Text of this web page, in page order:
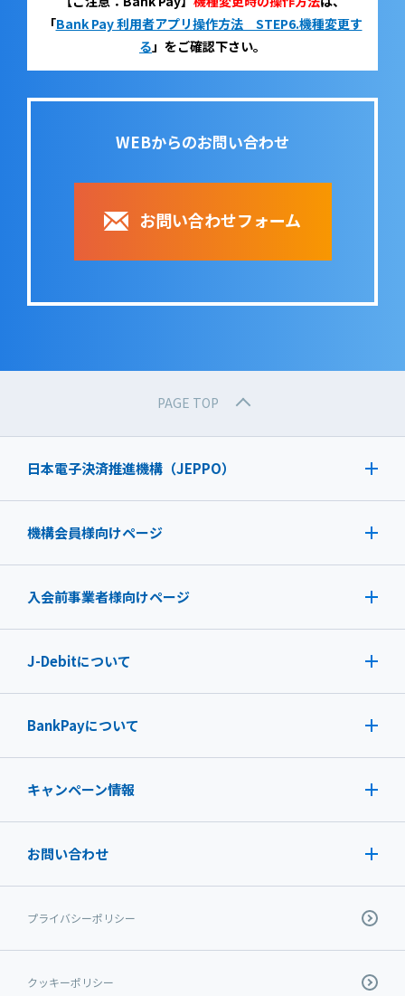
「Bank Pay 利用者アプリ操作方法 STEP6.機種変更す
る 」をご確認下さい。
WEBからのお問い合わせ
お問い合わせフォーム
PAGE TOP
日本電子決済推進機構（JEPPO）
機構会員様向けページ
入会前事業者様向けページ
J-Debitについて
BankPayについて
キャンペーン情報
お問い合わせ
プライバシーポリシー
クッキーポリシー